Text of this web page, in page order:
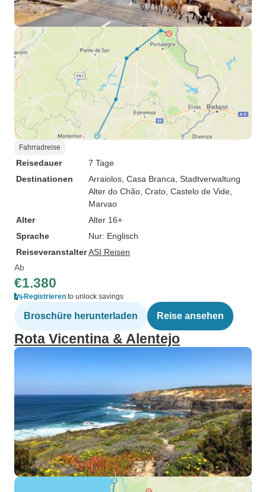
Fahrradreise
Reisedauer
7 Tage
Destinationen
Arraiolos , Casa Branca , Stadtverwaltung
Alter do Chão , Crato , Castelo de Vide
Marvao
Alter
Alter 16+
Sprache
Nur: Englisch
ReiseveranstalterASI Reisen
Ab
€1.380
Registrieren to unlock savings
Broschüre herunterladen Reise ansehen
Rota Vicentina & Alentejo